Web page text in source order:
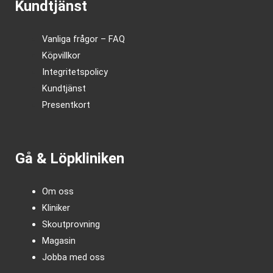
Kundtjänst
Vanliga frågor – FAQ
Köpvillkor
Integritetspolicy
Kundtjänst
Presentkort
Gå & Löpkliniken
Om oss
Kliniker
Skoutprovning
Magasin
Jobba med oss